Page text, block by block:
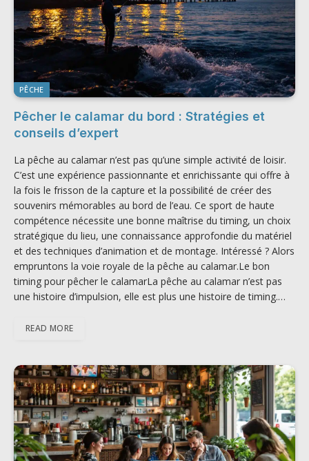
PÊCHE
Pêcher le calamar du bord : Stratégies et
conseils d’expert
La pêche au calamar n’est pas qu’une simple activité de loisir.
C’est une expérience passionnante et enrichissante qui offre à
la fois le frisson de la capture et la possibilité de créer des
souvenirs mémorables au bord de l’eau. Ce sport de haute
compétence nécessite une bonne maîtrise du timing, un choix
stratégique du lieu, une connaissance approfondie du matériel
et des techniques d’animation et de montage. Intéressé ? Alors
empruntons la voie royale de la pêche au calamar.Le bon
timing pour pêcher le calamarLa pêche au calamar n’est pas
une histoire d’impulsion, elle est plus une histoire de timing.…
READ MORE